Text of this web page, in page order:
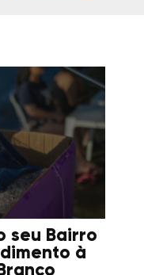
seu Bairro
à